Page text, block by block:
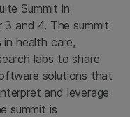
Summit in
and 4. The summit
health care,
labs to share
solutions that
and leverage
summit is